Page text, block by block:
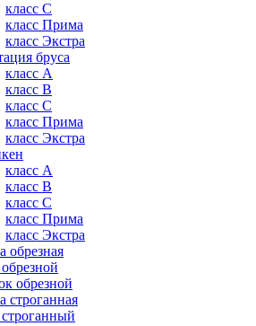
класс C
класс Прима
класс Экстра
бруса
класс А
класс B
класс C
класс Прима
класс Экстра
класс А
класс B
класс C
класс Прима
класс Экстра
обрезная
обрезной
строганная